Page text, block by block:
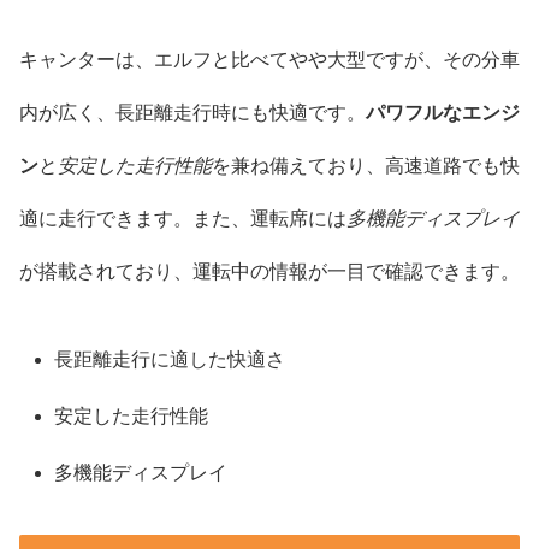
キャンターは、エルフと比べてやや大型ですが、その分車
内が広く、長距離走行時にも快適です。パワフルなエンジ
ンと 安定した走行性能を兼ね備えており、高速道路でも快
適に走行できます。また、運転席には多機能ディスプレイ
が搭載されており、運転中の情報が一目で確認できます。
長距離走行に適した快適さ
安定した走行性能
多機能ディスプレイ